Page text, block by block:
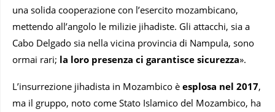
una solida cooperazione con l’esercito mozambicano,
mettendo all’angolo le milizie jihadiste. Gli attacchi, sia a
Cabo Delgado sia nella vicina provincia di Nampula, sono
ormai rari; la loro presenza ci garantisce sicurezza».
L’insurrezione jihadista in Mozambico è esplosa nel 2017,
ma il gruppo, noto come Stato Islamico del Mozambico, ha